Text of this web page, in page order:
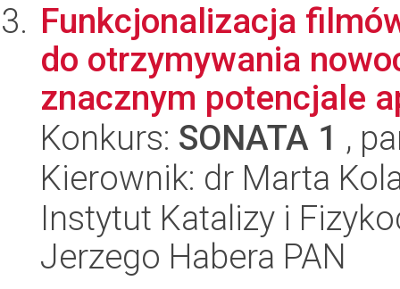
Funkcjonalizacja
do otrzymywania
znacznym potencjale
Konkurs: SONATA 1 ,
Kierownik: dr Marta
Instytut Katalizy i
Jerzego Habera PAN